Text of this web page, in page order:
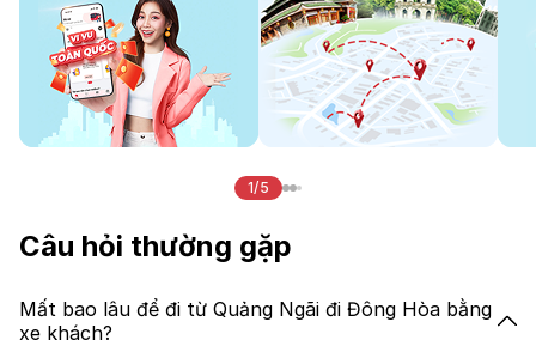
1/5
Câu hỏi thường gặp
Mất bao lâu để đi từ Quảng Ngãi đi Đông Hòa bằng
xe khách?